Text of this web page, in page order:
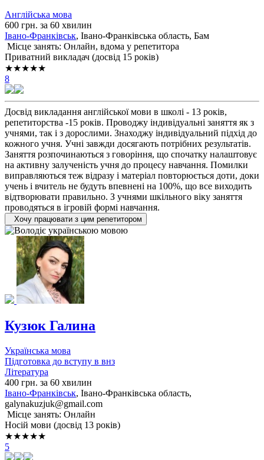
Англійська мова
600 грн. за 60 хвилин
Івано-Франківськ, Івано-Франківська область, Бам
Місце занять: Онлайн, вдома у репетитора
Приватний викладач (досвід 15 років)
★★★★★
8
Досвід викладання англійської мови в школі - 13 років,
репетиторства -15 років. Проводжу індивідуальні заняття як з
учнями, так і з дорослими. Знаходжу індивідуальний підхід до
кожного учня. Учні завжди досягають потрібних результатів.
Заняття розпочинаються з говоріння, що спочатку налаштовує
на активну залученість учня до процесу навчання. Помилки
виправляються теж відразу і матеріал повторюється доти, доки
учень і вчитель не будуть впевнені на 100%, що все виходить
відтворювати правильно. З учнями шкільного віку заняття
проводяться в ігровій формі навчання.
Хочу працювати з цим репетитором
Кузюк Галина
Українська мова
Підготовка до вступу в внз
Література
400 грн. за 60 хвилин
Івано-Франківськ, Івано-Франківська область,
galynakuzjuk@gmail.com
Місце занять: Онлайн
Носій мови (досвід 13 років)
★★★★★
5